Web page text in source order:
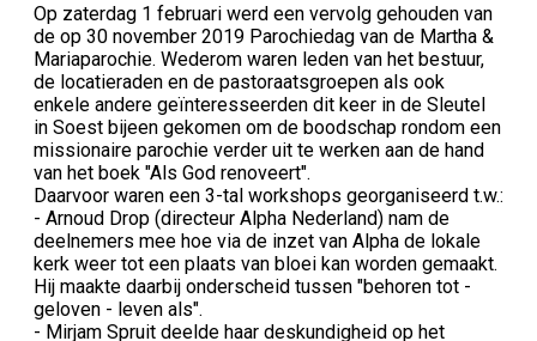
Op zaterdag 1 februari werd een vervolg gehouden van
de op 30 november 2019 Parochiedag van de Martha &
Mariaparochie. Wederom waren leden van het bestuur,
de locatieraden en de pastoraatsgroepen als ook
enkele andere geïnteresseerden dit keer in de Sleutel
in Soest bijeen gekomen om de boodschap rondom een
missionaire parochie verder uit te werken aan de hand
van het boek "Als God renoveert".
Daarvoor waren een 3-tal workshops georganiseerd t.w.:
- Arnoud Drop (directeur Alpha Nederland) nam de
deelnemers mee hoe via de inzet van Alpha de lokale
kerk weer tot een plaats van bloei kan worden gemaakt.
Hij maakte daarbij onderscheid tussen "behoren tot -
geloven - leven als".
- Mirjam Spruit deelde haar deskundigheid op het